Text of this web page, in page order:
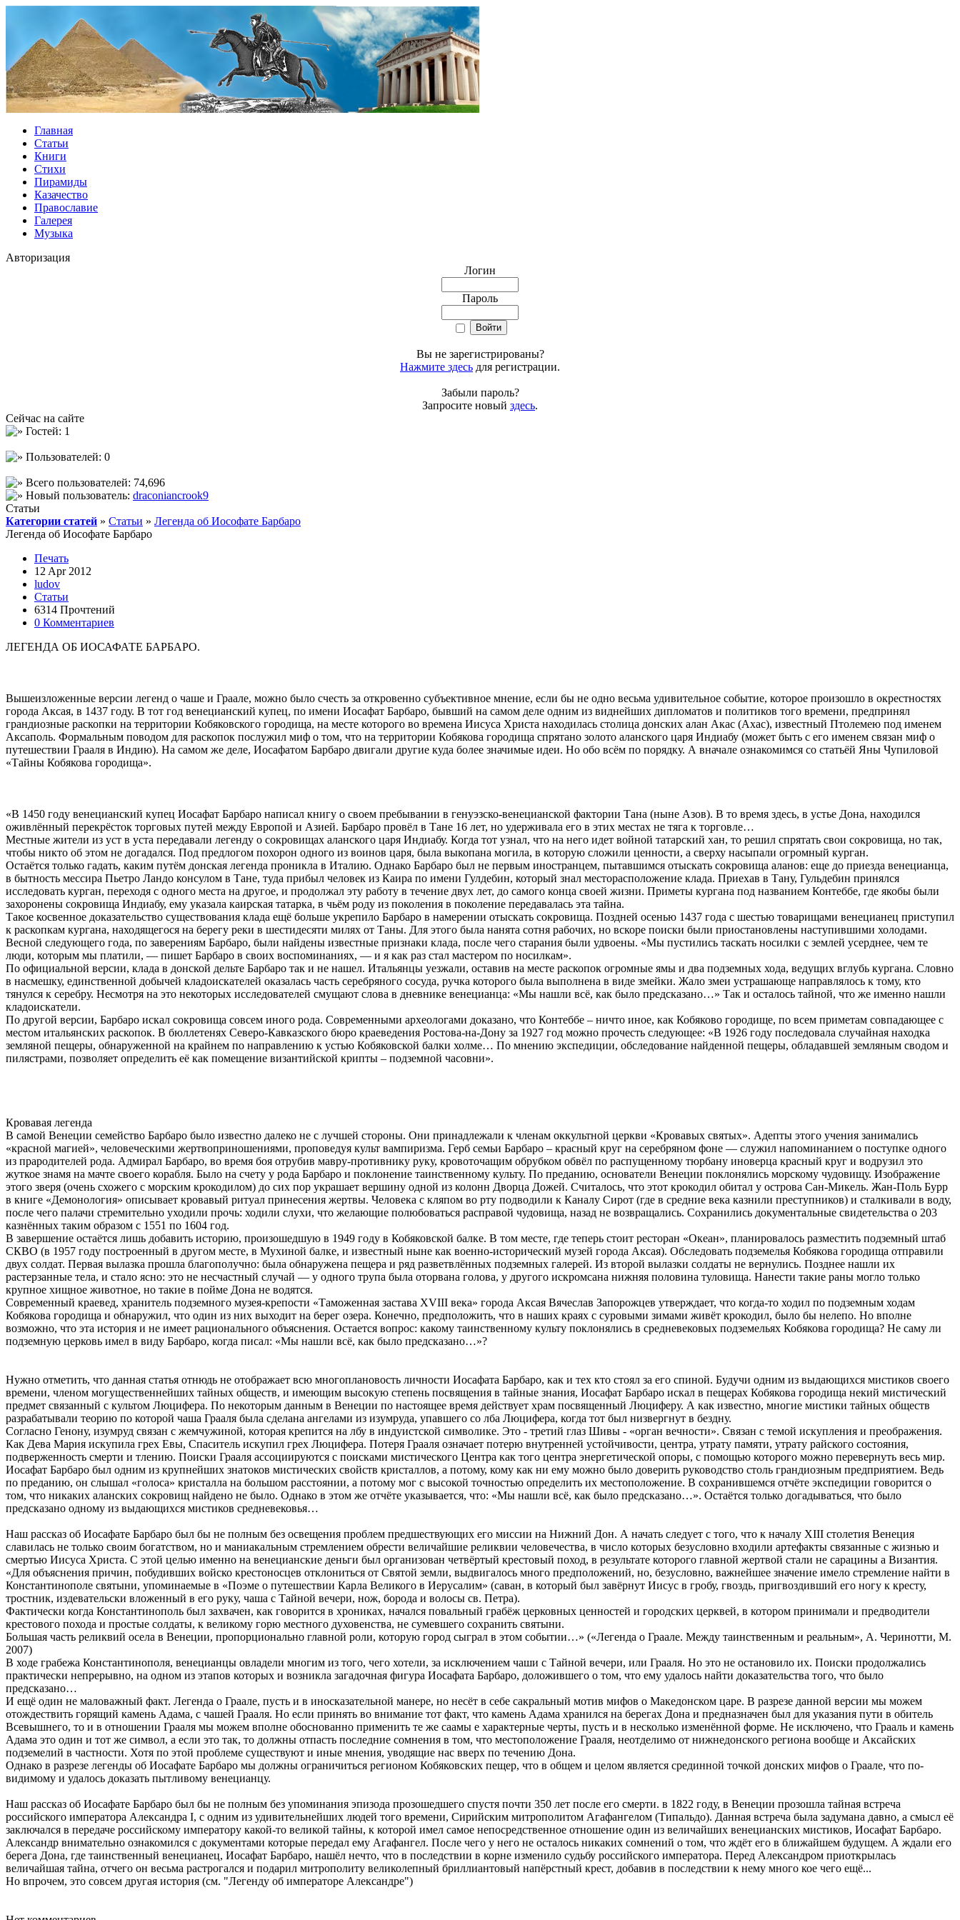
Главная
Статьи
Книги
Стихи
Пирамиды
Казачество
Православие
Галерея
Музыка
Авторизация
Логин
Пароль
Вы не зарегистрированы?
Нажмите здесь для регистрации.
Забыли пароль?
Запросите новый здесь.
Сейчас на сайте
Гостей: 1
Пользователей: 0
Всего пользователей: 74,696
Новый пользователь: draconiancrook9
Статьи
Категории статей » Статьи » Легенда об Иософате Барбаро
Легенда об Иософате Барбаро
Печать
12 Apr 2012
ludov
Статьи
6314 Прочтений
0 Комментариев
ЛЕГЕНДА ОБ ИОСАФАТЕ БАРБАРО.
Вышеизложенные версии легенд о чаше и Граале, можно было счесть за откровенно субъективное мнение, если бы не одно весьма удивительное событие, которое произошло в окрестностях
города Аксая, в 1437 году. В тот год венецианский купец, по имени Иосафат Барбаро, бывший на самом деле одним из виднейших дипломатов и политиков того времени, предпринял
грандиозные раскопки на территории Кобяковского городища, на месте которого во времена Иисуса Христа находилась столица донских алан Акас (Ахас), известный Птолемею под именем
Аксаполь. Формальным поводом для раскопок послужил миф о том, что на территории Кобякова городища спрятано золото аланского царя Индиабу (может быть с его именем связан миф о
путешествии Грааля в Индию). На самом же деле, Иосафатом Барбаро двигали другие куда более значимые идеи. Но обо всём по порядку. А вначале ознакомимся со статьёй Яны Чупиловой
«Тайны Кобякова городища».
«В 1450 году венецианский купец Иосафат Барбаро написал книгу о своем пребывании в генуэзско-венецианской фактории Тана (ныне Азов). В то время здесь, в устье Дона, находился
оживлённый перекрёсток торговых путей между Европой и Азией. Барбаро провёл в Тане 16 лет, но удерживала его в этих местах не тяга к торговле…
Местные жители из уст в уста передавали легенду о сокровищах аланского царя Индиабу. Когда тот узнал, что на него идет войной татарский хан, то решил спрятать свои сокровища, но так,
чтобы никто об этом не догадался. Под предлогом похорон одного из воинов царя, была выкопана могила, в которую сложили ценности, а сверху насыпали огромный курган.
Остаётся только гадать, каким путём донская легенда проникла в Италию. Однако Барбаро был не первым иностранцем, пытавшимся отыскать сокровища аланов: еще до приезда венецианца,
в бытность мессира Пьетро Ландо консулом в Тане, туда прибыл человек из Каира по имени Гулдебин, который знал месторасположение клада. Приехав в Тану, Гульдебин принялся
исследовать курган, переходя с одного места на другое, и продолжал эту работу в течение двух лет, до самого конца своей жизни. Приметы кургана под названием Контеббе, где якобы были
захоронены сокровища Индиабу, ему указала каирская татарка, в чьём роду из поколения в поколение передавалась эта тайна.
Такое косвенное доказательство существования клада ещё больше укрепило Барбаро в намерении отыскать сокровища. Поздней осенью 1437 года с шестью товарищами венецианец приступил
к раскопкам кургана, находящегося на берегу реки в шестидесяти милях от Таны. Для этого была нанята сотня рабочих, но вскоре поиски были приостановлены наступившими холодами.
Весной следующего года, по заверениям Барбаро, были найдены известные признаки клада, после чего старания были удвоены. «Мы пустились таскать носилки с землей усерднее, чем те
люди, которым мы платили, — пишет Барбаро в своих воспоминаниях, — и я как раз стал мастером по носилкам».
По официальной версии, клада в донской дельте Барбаро так и не нашел. Итальянцы уезжали, оставив на месте раскопок огромные ямы и два подземных хода, ведущих вглубь кургана. Словно
в насмешку, единственной добычей кладоискателей оказалась часть серебряного сосуда, ручка которого была выполнена в виде змейки. Жало змеи устрашающе направлялось к тому, кто
тянулся к серебру. Несмотря на это некоторых исследователей смущают слова в дневнике венецианца: «Мы нашли всё, как было предсказано…» Так и осталось тайной, что же именно нашли
кладоискатели.
По другой версии, Барбаро искал сокровища совсем иного рода. Современными археологами доказано, что Контеббе – ничто иное, как Кобяково городище, по всем приметам совпадающее с
местом итальянских раскопок. В бюллетенях Северо-Кавказского бюро краеведения Ростова-на-Дону за 1927 год можно прочесть следующее: «В 1926 году последовала случайная находка
земляной пещеры, обнаруженной на крайнем по направлению к устью Кобяковской балки холме… По мнению экспедиции, обследование найденной пещеры, обладавшей земляным сводом и
пилястрами, позволяет определить её как помещение византийской крипты – подземной часовни».
Кровавая легенда
В самой Венеции семейство Барбаро было известно далеко не с лучшей стороны. Они принадлежали к членам оккультной церкви «Кровавых святых». Адепты этого учения занимались
«красной магией», человеческими жертвоприношениями, проповедуя культ вампиризма. Герб семьи Барбаро – красный круг на серебряном фоне — служил напоминанием о поступке одного
из прародителей рода. Адмирал Барбаро, во время боя отрубив мавру-противнику руку, кровоточащим обрубком обвёл по распущенному тюрбану иноверца красный круг и водрузил это
жуткое знамя на мачте своего корабля. Было на счету у рода Барбаро и поклонение таинственному культу. По преданию, основатели Венеции поклонялись морскому чудовищу. Изображение
этого зверя (очень схожего с морским крокодилом) до сих пор украшает вершину одной из колонн Дворца Дожей. Считалось, что этот крокодил обитал у острова Сан-Микель. Жан-Поль Бурр
в книге «Демонология» описывает кровавый ритуал принесения жертвы. Человека с кляпом во рту подводили к Каналу Сирот (где в средние века казнили преступников) и сталкивали в воду,
после чего палачи стремительно уходили прочь: ходили слухи, что желающие полюбоваться расправой чудовища, назад не возвращались. Сохранились документальные свидетельства о 203
казнённых таким образом с 1551 по 1604 год.
В завершение остаётся лишь добавить историю, произошедшую в 1949 году в Кобяковской балке. В том месте, где теперь стоит ресторан «Океан», планировалось разместить подземный штаб
СКВО (в 1957 году построенный в другом месте, в Мухиной балке, и известный ныне как военно-исторический музей города Аксая). Обследовать подземелья Кобякова городища отправили
двух солдат. Первая вылазка прошла благополучно: была обнаружена пещера и ряд разветвлённых подземных галерей. Из второй вылазки солдаты не вернулись. Позднее нашли их
растерзанные тела, и стало ясно: это не несчастный случай — у одного трупа была оторвана голова, у другого искромсана нижняя половина туловища. Нанести такие раны могло только
крупное хищное животное, но такие в пойме Дона не водятся.
Современный краевед, хранитель подземного музея-крепости «Таможенная застава XVIII века» города Аксая Вячеслав Запорожцев утверждает, что когда-то ходил по подземным ходам
Кобякова городища и обнаружил, что один из них выходит на берег озера. Конечно, предположить, что в наших краях с суровыми зимами живёт крокодил, было бы нелепо. Но вполне
возможно, что эта история и не имеет рационального объяснения. Остается вопрос: какому таинственному культу поклонялись в средневековых подземельях Кобякова городища? Не саму ли
подземную церковь имел в виду Барбаро, когда писал: «Мы нашли всё, как было предсказано…»?
Нужно отметить, что данная статья отнюдь не отображает всю многоплановость личности Иосафата Барбаро, как и тех кто стоял за его спиной. Будучи одним из выдающихся мистиков своего
времени, членом могущественнейших тайных обществ, и имеющим высокую степень посвящения в тайные знания, Иосафат Барбаро искал в пещерах Кобякова городища некий мистический
предмет связанный с культом Люцифера. По некоторым данным в Венеции по настоящее время действует храм посвященный Люциферу. А как известно, многие мистики тайных обществ
разрабатывали теорию по которой чаша Грааля была сделана ангелами из изумруда, упавшего со лба Люцифера, когда тот был низвергнут в бездну.
Согласно Генону, изумруд связан с жемчужиной, которая крепится на лбу в индуистской символике. Это - третий глаз Шивы - «орган вечности». Связан с темой искупления и преображения.
Как Дева Мария искупила грех Евы, Спаситель искупил грех Люцифера. Потеря Грааля означает потерю внутренней устойчивости, центра, утрату памяти, утрату райского состояния,
подверженность смерти и тлению. Поиски Грааля ассоциируются с поисками мистического Центра как того центра энергетической опоры, с помощью которого можно перевернуть весь мир.
Иосафат Барбаро был одним из крупнейших знатоков мистических свойств кристаллов, а потому, кому как ни ему можно было доверить руководство столь грандиозным предприятием. Ведь
по преданию, он слышал «голоса» кристалла на большом расстоянии, а потому мог с высокой точностью определить их местоположение. В сохранившемся отчёте экспедиции говорится о
том, что никаких аланских сокровищ найдено не было. Однако в этом же отчёте указывается, что: «Мы нашли всё, как было предсказано…». Остаётся только догадываться, что было
предсказано одному из выдающихся мистиков средневековья…
Наш рассказ об Иосафате Барбаро был бы не полным без освещения проблем предшествующих его миссии на Нижний Дон. А начать следует с того, что к началу XIII столетия Венеция
славилась не только своим богатством, но и маниакальным стремлением обрести величайшие реликвии человечества, в число которых безусловно входили артефакты связанные с жизнью и
смертью Иисуса Христа. С этой целью именно на венецианские деньги был организован четвёртый крестовый поход, в результате которого главной жертвой стали не сарацины а Византия.
«Для объяснения причин, побудивших войско крестоносцев отклониться от Святой земли, выдвигалось много предположений, но, безусловно, важнейшее значение имело стремление найти в
Константинополе святыни, упоминаемые в «Поэме о путешествии Карла Великого в Иерусалим» (саван, в который был завёрнут Иисус в гробу, гвоздь, пригвоздивший его ногу к кресту,
тростник, издевательски вложенный в его руку, чаша с Тайной вечери, нож, борода и волосы св. Петра).
Фактически когда Константинополь был захвачен, как говорится в хрониках, начался повальный грабёж церковных ценностей и городских церквей, в котором принимали и предводители
крестового похода и простые солдаты, к великому горю местного духовенства, не сумевшего сохранить святыни.
Большая часть реликвий осела в Венеции, пропорционально главной роли, которую город сыграл в этом событии…» («Легенда о Граале. Между таинственным и реальным», А. Черинотти, М.
2007)
В ходе грабежа Константинополя, венецианцы овладели многим из того, чего хотели, за исключением чаши с Тайной вечери, или Грааля. Но это не остановило их. Поиски продолжались
практически непрерывно, на одном из этапов которых и возникла загадочная фигура Иосафата Барбаро, доложившего о том, что ему удалось найти доказательства того, что было
предсказано…
И ещё один не маловажный факт. Легенда о Граале, пусть и в иносказательной манере, но несёт в себе сакральный мотив мифов о Македонском царе. В разрезе данной версии мы можем
отождествить горящий камень Адама, с чашей Грааля. Но если принять во внимание тот факт, что камень Адама хранился на берегах Дона и предназначен был для указания пути в обитель
Всевышнего, то и в отношении Грааля мы можем вполне обоснованно применить те же саамы е характерные черты, пусть и в несколько изменённой форме. Не исключено, что Грааль и камень
Адама это один и тот же символ, а если это так, то должны отпасть последние сомнения в том, что местоположение Грааля, неотделимо от нижнедонского региона вообще и Аксайских
подземелий в частности. Хотя по этой проблеме существуют и иные мнения, уводящие нас вверх по течению Дона.
Однако в разрезе легенды об Иосафате Барбаро мы должны ограничиться регионом Кобяковских пещер, что в общем и целом является срединной точкой донских мифов о Граале, что по-
видимому и удалось доказать пытливому венецианцу.
Наш рассказ об Иосафате Барбаро был бы не полным без упоминания эпизода прозошедшего спустя почти 350 лет после его смерти. в 1822 году, в Венеции прозошла тайная встреча
российского императора Александра I, с одним из удивительнейших людей того времени, Сирийским митрополитом Агафангелом (Типальдо). Данная встреча была задумана давно, а смысл её
заключался в передаче российскому императору какой-то великой тайны, к которой имел самое непосредственное отношение один из величайших венецианских мистиков, Иосафат Барбаро.
Александр внимательно ознакомился с документами которые передал ему Агафангел. После чего у него не осталось никаких сомнений о том, что ждёт его в ближайшем будущем. А ждали его
берега Дона, где таинственный венецианец, Иосафат Барбаро, нашёл нечто, что в последствии в корне изменило судьбу российского императора. Перед Александром приоткрылась
величайшая тайна, отчего он весьма растрогался и подарил митрополиту великолепный бриллиантовый напёрстный крест, добавив в последствии к нему много кое чего ещё...
Но впрочем, это совсем другая история (см. "Легенду об императоре Александре")